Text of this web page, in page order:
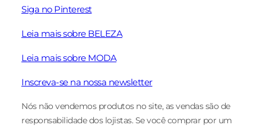
Siga no Pinterest
Leia mais sobre BELEZA
Leia mais sobre MODA
Inscreva-se na nossa newsletter
Nós não vendemos produtos no site, as vendas são de
responsabilidade dos lojistas. Se você comprar por um